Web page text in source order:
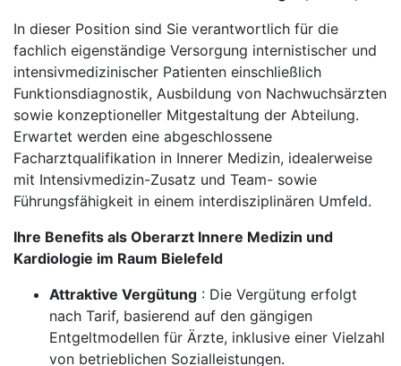
In dieser Position sind Sie verantwortlich für die
fachlich eigenständige Versorgung internistischer und
intensivmedizinischer Patienten einschließlich
Funktionsdiagnostik, Ausbildung von Nachwuchsärzten
sowie konzeptioneller Mitgestaltung der Abteilung.
Erwartet werden eine abgeschlossene
Facharztqualifikation in Innerer Medizin, idealerweise
mit Intensivmedizin-Zusatz und Team- sowie
Führungsfähigkeit in einem interdisziplinären Umfeld.
Ihre Benefits als Oberarzt Innere Medizin und
Kardiologie im Raum Bielefeld
Attraktive Vergütung : Die Vergütung erfolgt
nach Tarif, basierend auf den gängigen
Entgeltmodellen für Ärzte, inklusive einer Vielzahl
von betrieblichen Sozialleistungen.